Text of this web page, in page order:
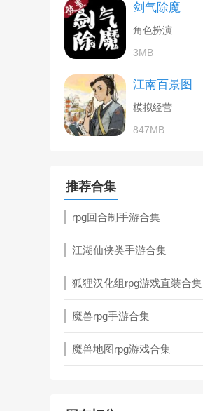
剑气除魔
角色扮演
3MB
江南百景图
模拟经营
847MB
推荐合集
rpg回合制手游合集
江湖仙侠类手游合集
狐狸汉化组rpg游戏直装合集
魔兽rpg手游合集
魔兽地图rpg游戏合集